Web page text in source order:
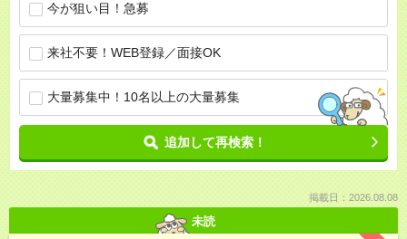
今が狙い目！急募
来社不要！WEB登録／面接OK
大量募集中！10名以上の大量募集
追加して再検索！
掲載日：2026.08.08
未読